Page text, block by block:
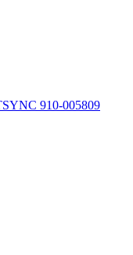
910-005809